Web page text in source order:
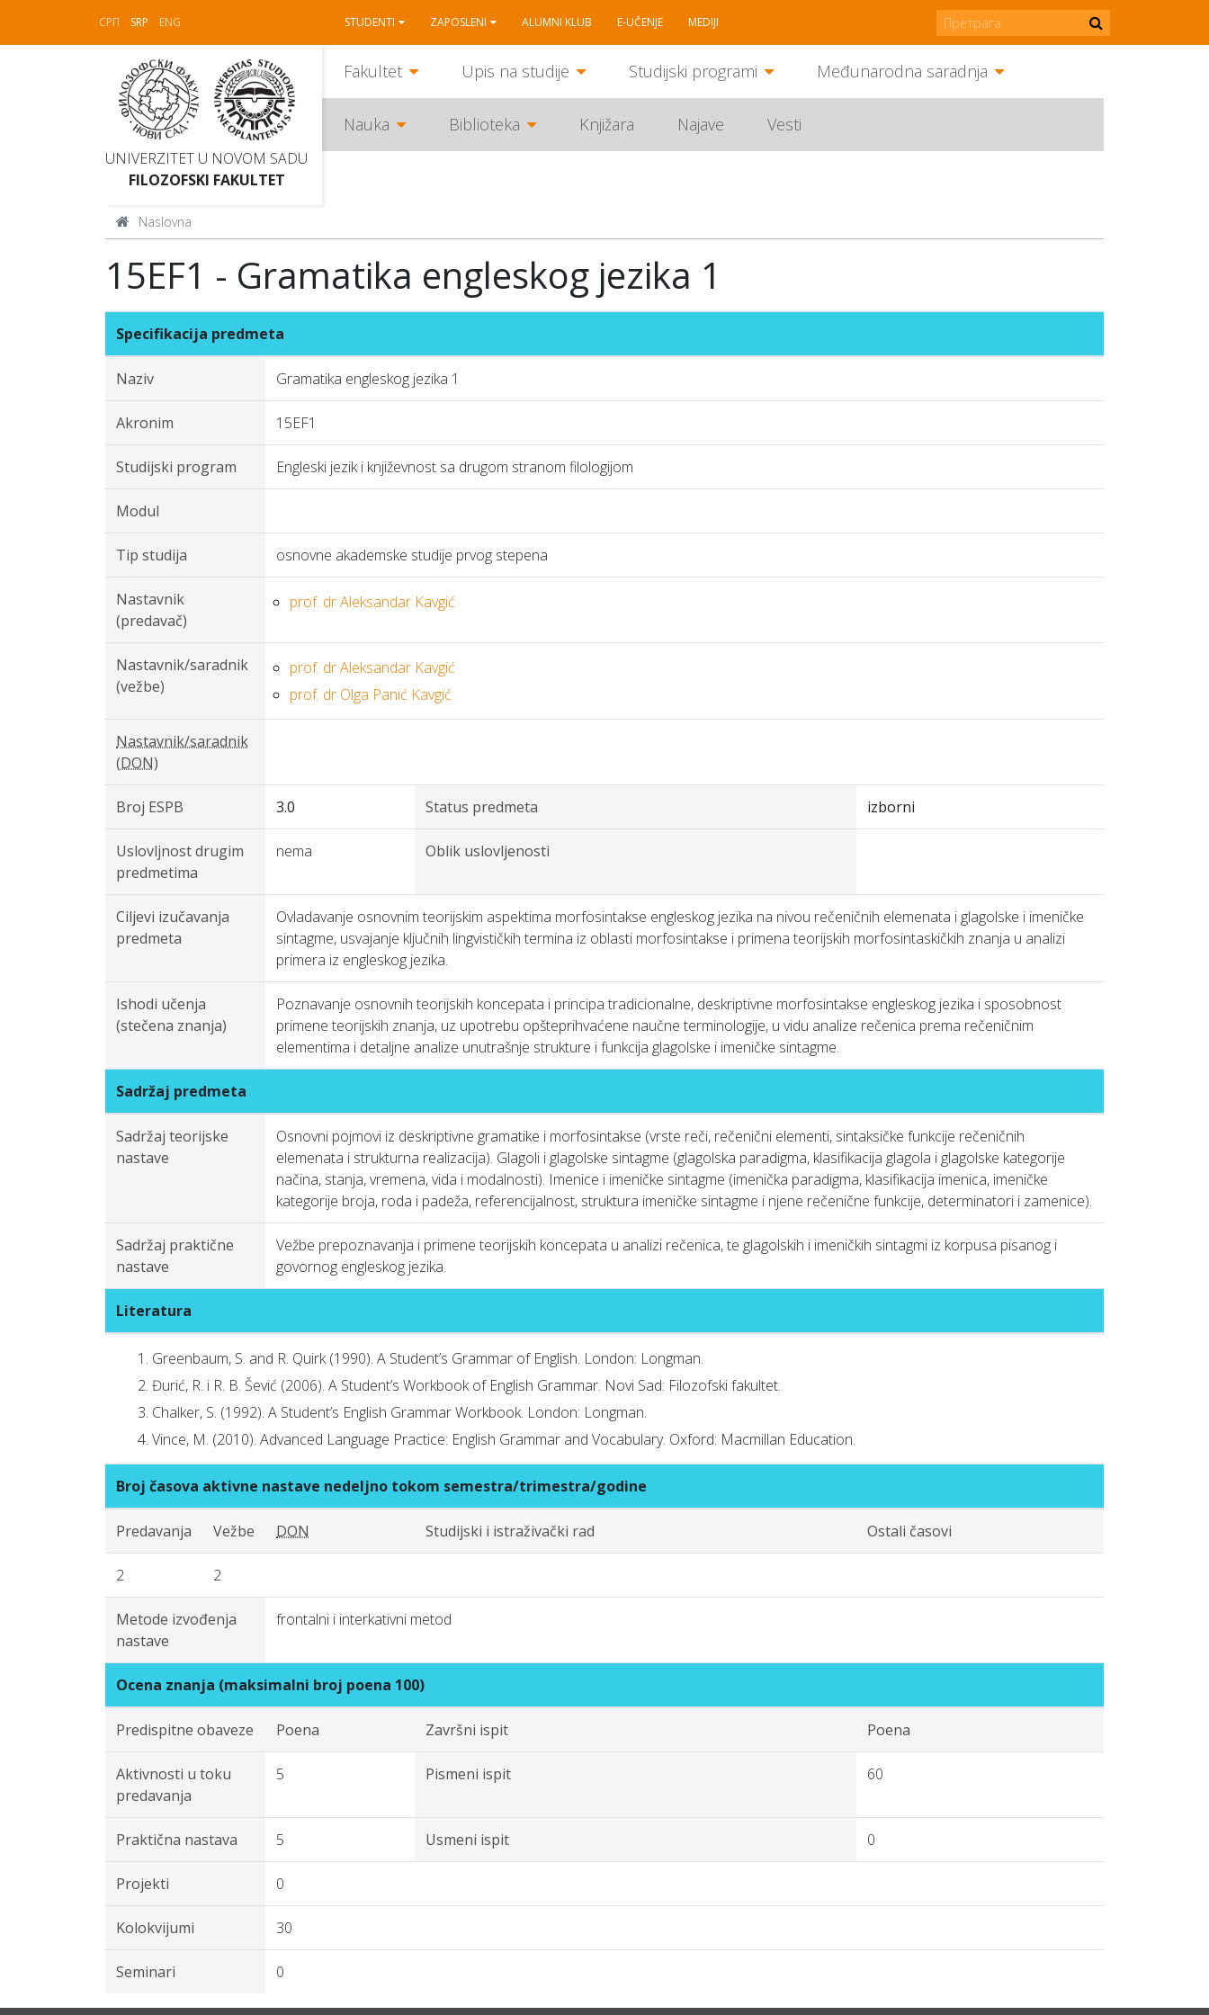
СРП SRP ENG STUDENTI ZAPOSLENI ALUMNI KLUB E-UČENJE MEDIJI
UNIVERZITET U NOVOM SADU
FILOZOFSKI FAKULTET
Fakultet Upis na studije Studijski programi Međunarodna saradnja
Nauka Biblioteka Knjižara Najave Vesti
Naslovna
15EF1 - Gramatika engleskog jezika 1
Specifikacija predmeta
Naziv Gramatika engleskog jezika 1
Akronim 15EF1
Studijski program Engleski jezik i književnost sa drugom stranom filologijom
Modul
Tip studija osnovne akademske studije prvog stepena
Nastavnik
(predavač)
prof. dr Aleksandar Kavgić
Nastavnik/saradnik
(vežbe)
prof. dr Aleksandar Kavgić
prof. dr Olga Panić Kavgić
Nastavnik/saradnik
(DON)
Broj ESPB 3.0 Status predmeta izborni
Uslovljnost drugim
predmetima
nema Oblik uslovljenosti
Ciljevi izučavanja
predmeta
Ovladavanje osnovnim teorijskim aspektima morfosintakse engleskog jezika na nivou rečeničnih elemenata i glagolske i imeničke
sintagme, usvajanje ključnih lingvističkih termina iz oblasti morfosintakse i primena teorijskih morfosintaskičkih znanja u analizi
primera iz engleskog jezika.
Ishodi učenja
(stečena znanja)
Poznavanje osnovnih teorijskih koncepata i principa tradicionalne, deskriptivne morfosintakse engleskog jezika i sposobnost
primene teorijskih znanja, uz upotrebu opšteprihvaćene naučne terminologije, u vidu analize rečenica prema rečeničnim
elementima i detaljne analize unutrašnje strukture i funkcija glagolske i imeničke sintagme.
Sadržaj predmeta
Sadržaj teorijske
nastave
Osnovni pojmovi iz deskriptivne gramatike i morfosintakse (vrste reči, rečenični elementi, sintaksičke funkcije rečeničnih
elemenata i strukturna realizacija). Glagoli i glagolske sintagme (glagolska paradigma, klasifikacija glagola i glagolske kategorije
načina, stanja, vremena, vida i modalnosti). Imenice i imeničke sintagme (imenička paradigma, klasifikacija imenica, imeničke
kategorije broja, roda i padeža, referencijalnost, struktura imeničke sintagme i njene rečenične funkcije, determinatori i zamenice).
Sadržaj praktične
nastave
Vežbe prepoznavanja i primene teorijskih koncepata u analizi rečenica, te glagolskih i imeničkih sintagmi iz korpusa pisanog i
govornog engleskog jezika.
Literatura
Greenbaum, S. and R. Quirk (1990). A Student’s Grammar of English. London: Longman.
Đurić, R. i R. B. Šević (2006). A Student’s Workbook of English Grammar. Novi Sad: Filozofski fakultet.
Chalker, S. (1992). A Student’s English Grammar Workbook. London: Longman.
Vince, M. (2010). Advanced Language Practice: English Grammar and Vocabulary. Oxford: Macmillan Education.
Broj časova aktivne nastave nedeljno tokom semestra/trimestra/godine
Predavanja Vežbe DON Studijski i istraživački rad Ostali časovi
2 2
Metode izvođenja
nastave
frontalni i interkativni metod
Ocena znanja (maksimalni broj poena 100)
Predispitne obaveze Poena Završni ispit Poena
Aktivnosti u toku
predavanja
5 Pismeni ispit 60
Praktična nastava 5 Usmeni ispit 0
Projekti 0
Kolokvijumi 30
Seminari 0